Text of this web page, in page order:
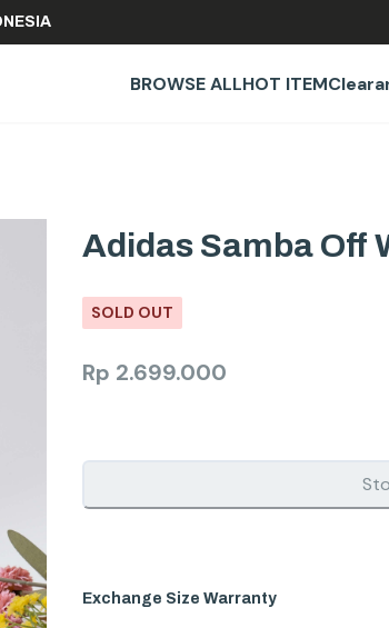
INDONESIA
BROWSE ALLHOT ITEM
Adidas Samba Off
SOLD OUT
Rp 2.699.000
Exchange Size Warranty